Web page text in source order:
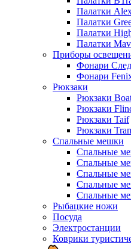
Палатки
Палатки
Палатки
Палатки
Приборы
Фонари
Фонари
Рюкзаки
Рюкзаки
Рюкзаки
Рюкзаки Taif
Рюкзаки
Спальные мешки
Спальные
Спальные
Спальные
Спальные
Спальные
Рыбацкие ножи
Посуда
Электростанции
Коврики